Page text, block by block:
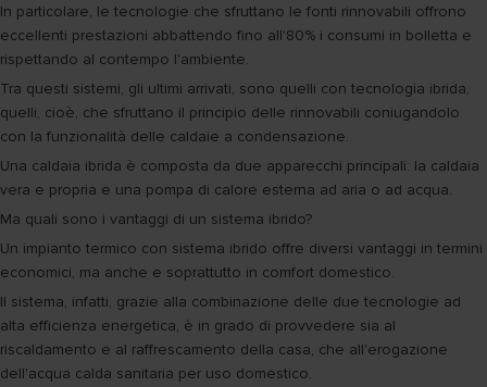
In particolare, le tecnologie che sfruttano le fonti rinnovabili offrono
eccellenti prestazioni abbattendo fino all'80% i consumi in bolletta e
rispettando al contempo l'ambiente.
Tra questi sistemi, gli ultimi arrivati, sono quelli con tecnologia ibrida,
quelli, cioè, che sfruttano il principio delle rinnovabili coniugandolo
con la funzionalità delle caldaie a condensazione.
Una caldaia ibrida è composta da due apparecchi principali: la caldaia
vera e propria e una pompa di calore esterna ad aria o ad acqua.
Ma quali sono i vantaggi di un sistema ibrido?
Un impianto termico con sistema ibrido offre diversi vantaggi in termini
economici, ma anche e soprattutto in comfort domestico.
Il sistema, infatti, grazie alla combinazione delle due tecnologie ad
alta efficienza energetica, è in grado di provvedere sia al
riscaldamento e al raffrescamento della casa, che all'erogazione
dell'acqua calda sanitaria per uso domestico.